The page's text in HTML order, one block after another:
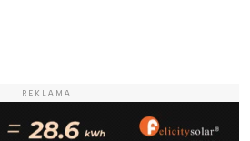
REKLAMA